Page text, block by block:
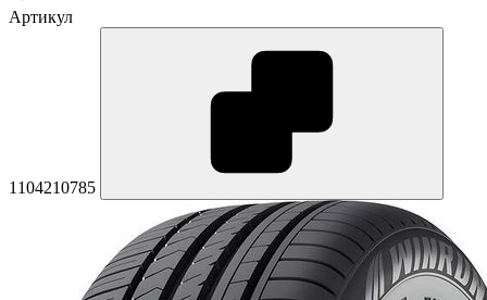
Артикул
1104210785